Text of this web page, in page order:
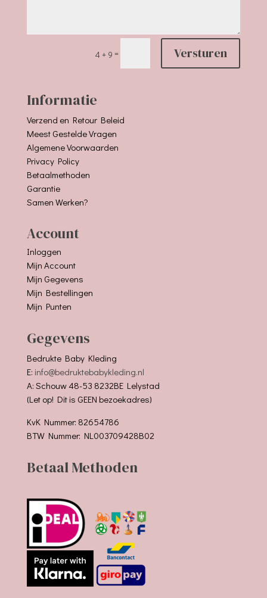
4 + 9 = Versturen
Informatie
Verzend en Retour Beleid
Meest Gestelde Vragen
Algemene Voorwaarden
Privacy Policy
Betaalmethoden
Garantie
Samen Werken?
Account
Inloggen
Mijn Account
Mijn Gegevens
Mijn Bestellingen
Mijn Punten
Gegevens
Bedrukte Baby Kleding
E: info@bedruktebabykleding.nl
A: Schouw 48-53 8232BE Lelystad
(Let op! Dit is GEEN bezoekadres)
KvK Nummer: 82654786
BTW Nummer: NL003709428B02
Betaal Methoden